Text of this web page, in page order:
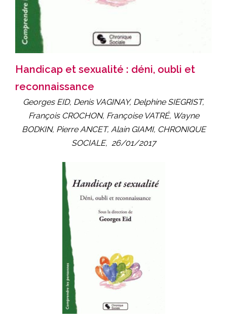
Handicap et sexualité : déni, oubli et
reconnaissance
Georges EID, Denis VAGINAY, Delphine SIEGRIST,
François CROCHON, Françoise VATRÉ, Wayne
BODKIN, Pierre ANCET, Alain GIAMI, CHRONIQUE
SOCIALE, 26/01/2017